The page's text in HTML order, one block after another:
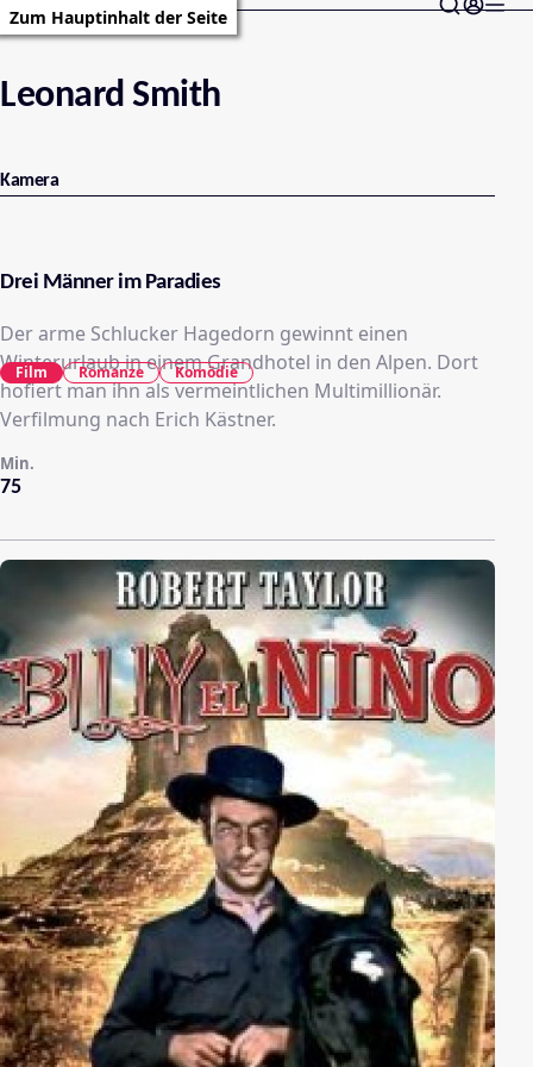
Zum Hauptinhalt der Seite
Leonard Smith
Kamera
Drei Männer im Paradies
Der arme Schlucker Hagedorn gewinnt einen
Winterurlaub in einem Grandhotel in den Alpen. Dort
hofiert man ihn als vermeintlichen Multimillionär.
Verfilmung nach Erich Kästner.
75
Min.
Film Romanze Komödie